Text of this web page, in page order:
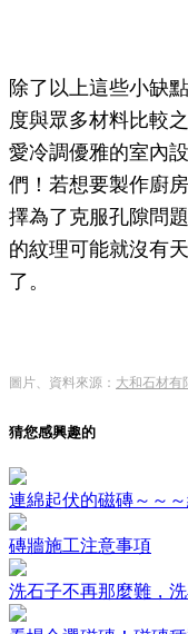
除了以上這些小缺
度與眾多材料比較
愛冷調優雅的室內
們！若想要製作廚
擇為了克服孔隙問
的紋理可能就沒有
了。
圖片、資料來源： 大和石材有
猜您感興趣的
連綿起伏的磁磚～～
磚牆施工注意事項
洗石子不再那麼難，